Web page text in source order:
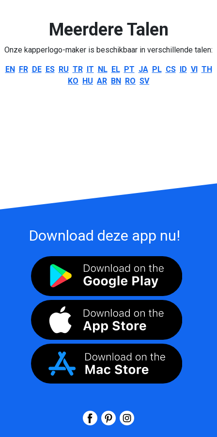
Meerdere Talen
Onze kapperlogo-maker is beschikbaar in verschillende talen:
EN FR DE ES RU TR IT NL EL PT JA PL CS ID VI TH
KO HU AR BN RO SV
Download deze app nu!